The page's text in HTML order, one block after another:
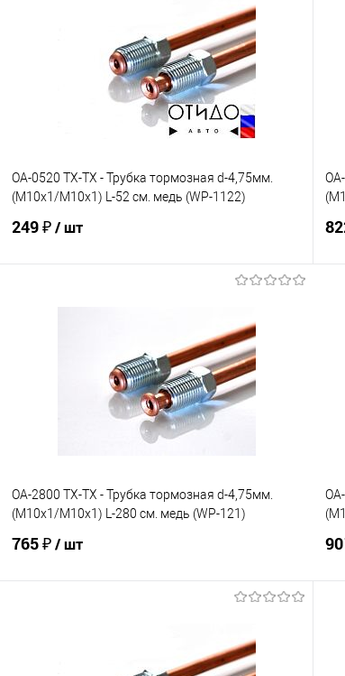
OA-0520 TX-TX - Трубка тормозная d-4,75мм.
(М10х1/М10х1) L-52 см. медь (WP-1122)
249 ₽/ шт
Под заказ
OA-2800 TX-TX - Трубка тормозная d-4,75мм.
(М10х1/М10х1) L-280 см. медь (WP-121)
765 ₽/ шт
Под заказ